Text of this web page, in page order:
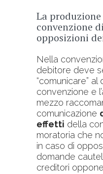
La
convenzione
opposizioni
Nella
debitore deve
“comunicare”
convenzione e
mezzo
comunicazione
effetti della
moratoria che
in caso di
domande
creditori